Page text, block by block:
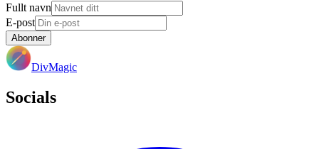
Fullt navn
E-post
Abonner
DivMagic
Socials